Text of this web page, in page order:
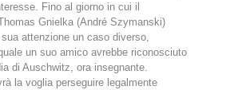
Fino al giorno in cui il
Gnielka (André Szymanski)
attenzione un caso diverso,
un suo amico avrebbe riconosciuto
di Auschwitz, ora insegnante.
la voglia perseguire legalmente